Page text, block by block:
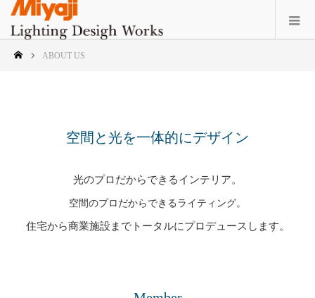
ABOUT US
空間と光を一体的にデザイン
光のプロだからできるインテリア。
空間のプロだからできるライティング。
住宅から商業施設までトータルにプロデュースします。